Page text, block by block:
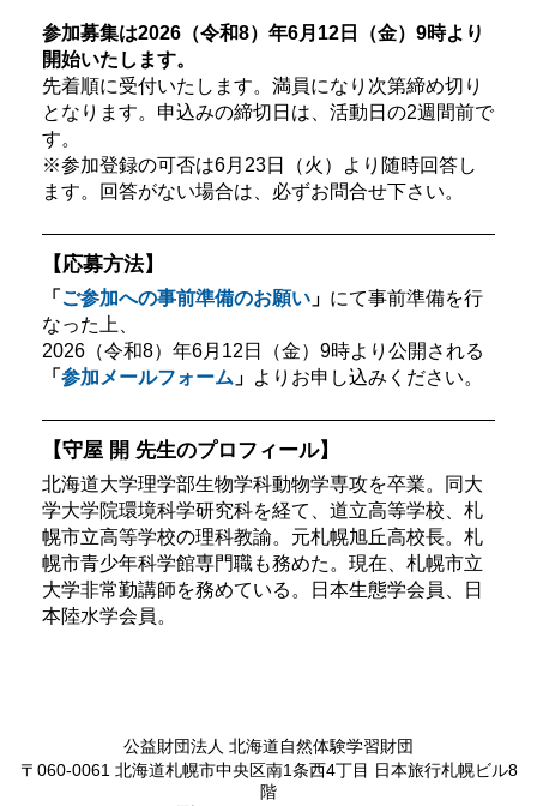
参加募集は2026（令和8）年6月12日（金）9時より
開始いたします。
先着順に受付いたします。満員になり次第締め切り
となります。申込みの締切日は、活動日の2週間前で
す。
※参加登録の可否は6月23日（火）より随時回答し
ます。回答がない場合は、必ずお問合せ下さい。
【応募方法】
「 ご参加への事前準備のお願い 」 にて事前準備を行
なった上、
2026（令和8）年6月12日（金）9時より公開される
「 参加メールフォーム 」 よりお申し込みください。
【守屋 開 先生のプロフィール】
北海道大学理学部生物学科動物学専攻を卒業。同大
学大学院環境科学研究科を経て、道立高等学校、札
幌市立高等学校の理科教諭。元札幌旭丘高校長。札
幌市青少年科学館専門職も務めた。現在、札幌市立
大学非常勤講師を務めている。日本生態学会員、日
本陸水学会員。
公益財団法人 北海道自然体験学習財団
〒060-0061 北海道札幌市中央区南1条西4丁目 日本旅行札幌ビル8
階